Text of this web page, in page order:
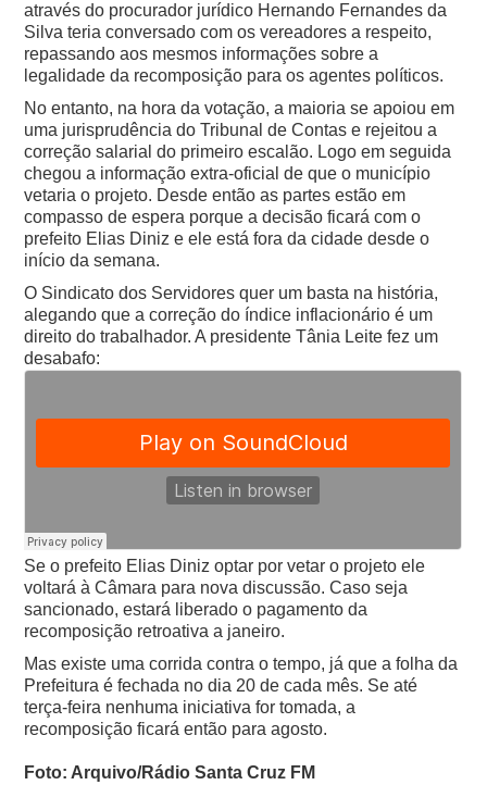
através do procurador jurídico Hernando Fernandes da
Silva teria conversado com os vereadores a respeito,
repassando aos mesmos informações sobre a
legalidade da recomposição para os agentes políticos.
No entanto, na hora da votação, a maioria se apoiou em
uma jurisprudência do Tribunal de Contas e rejeitou a
correção salarial do primeiro escalão. Logo em seguida
chegou a informação extra-oficial de que o município
vetaria o projeto. Desde então as partes estão em
compasso de espera porque a decisão ficará com o
prefeito Elias Diniz e ele está fora da cidade desde o
início da semana.
O Sindicato dos Servidores quer um basta na história,
alegando que a correção do índice inflacionário é um
direito do trabalhador. A presidente Tânia Leite fez um
desabafo:
Se o prefeito Elias Diniz optar por vetar o projeto ele
voltará à Câmara para nova discussão. Caso seja
sancionado, estará liberado o pagamento da
recomposição retroativa a janeiro.
Mas existe uma corrida contra o tempo, já que a folha da
Prefeitura é fechada no dia 20 de cada mês. Se até
terça-feira nenhuma iniciativa for tomada, a
recomposição ficará então para agosto.
Foto: Arquivo/Rádio Santa Cruz FM